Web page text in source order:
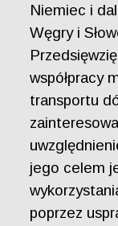
Niemiec i
Węgry i
współpracy
transportu
jego celem
poprzez